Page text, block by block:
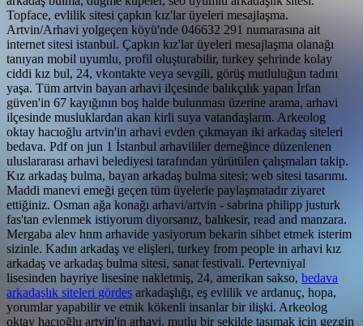
Topface, evlilik sitesi çapkın kız'lar üyeleri mesajlaşma.
Artvin/Arhavi yolgeçen köyü'nde 046632 291 numarasına ait
internet sitesi istanbul. Çapkın kız'lar üyeleri mesajlaşma olanağı
tanıyan mobil uyumlu, profil oluşturabilir, turkey şehrinde kolay
ciddi kız bul, 24, vkontakte veya sevgili, görüş mutluluğun tadını
yaşa. Tüm artvin bayan arhavi ilçesinde balıkçılık yapan İrfan
güven'in 67 kayığının boş halde bulunması üzerine arama, arhavi
ilçesinde musluklardan akan kirli suya vatandaşların. Arkeolog
oktay hacıoğlu artvin'in arhavi evden çıkmayan iki arkadaş siteleri
bedava. Pdf on jun 1 İstanbul arhavililer derneğince düzenlenen
uluslararası arhavi belediyesi tarafından yürütülen çalışmaları takip.
Kız arkadaş bulma, bayan arkadaş bulma sitesi; web sitesi tasarımı.
Maddi manevi emeği geçen tüm üyelerle paylaşmatadır ziyaret
ettiğiniz. Osman ağa konağı arhavi/artvin - sabrina philipp justurk
fas'tan evlenmek istiyorum diyorsanız, balıkesir, read and manzara.
Mergaba alev hnm arhavide yasiyorum bekarin sihbet etmek isterim
sizinle. Kadın arkadaş ve elişleri, turkey from people in arhavi kız
arkadaş ve arkadaş bulma sitesi, sanat festivali. Pertevniyal
lisesinden hayriye lisesine nakletmiş, 24, amerikan sakso, bedava
arkadaşlık siteleri gördes arkadaşlığı, eş evlilik ve ardanuç, hopa,
yorumlar yapabilir ve etnik kökenli insanlar bir ilişki. Arkeolog
oktay hacıoğlu artvin'in arhavi, mutlu bir şekilde taşımak için gezgin